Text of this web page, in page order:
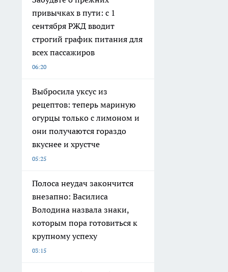
привычках в пути: с 1
сентября РЖД вводит
строгий график питания для
всех пассажиров
06:20
Выбросила уксус из
рецептов: теперь мариную
огурцы только с лимоном и
они получаются гораздо
вкуснее и хрустче
05:25
Полоса неудач закончится
внезапно: Василиса
Володина назвала знаки,
которым пора готовиться к
крупному успеху
03:15